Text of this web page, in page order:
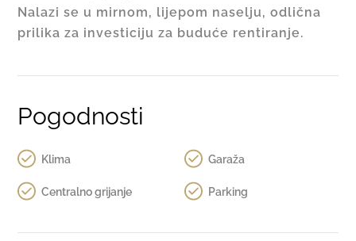
Nalazi se u mirnom, lijepom naselju, odlična
prilika za investiciju za buduće rentiranje.
Pogodnosti
Klima
Centralno grijanje
Garaža
Parking